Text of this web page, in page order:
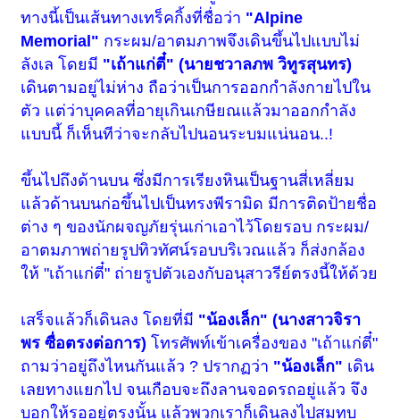
ทางนี้เป็นเส้นทางเทร็คกิ้งที่ชื่อว่า "Alpine
Memorial" กระผม/อาตมภาพจึงเดินขึ้นไปแบบไม่
ลังเล โดยมี "เถ้าแก่ตี๋" (นายชวาลภพ วิทูรสุนทร)
เดินตามอยู่ไม่ห่าง ถือว่าเป็นการออกกำลังกายไปใน
ตัว แต่ว่าบุคคลที่อายุเกินเกษียณแล้วมาออกกำลัง
แบบนี้ ก็เห็นทีว่าจะกลับไปนอนระบมแน่นอน..!
ขึ้นไปถึงด้านบน ซึ่งมีการเรียงหินเป็นฐานสี่เหลี่ยม
แล้วด้านบนก่อขึ้นไปเป็นทรงพีรามิด มีการติดป้ายชื่อ
ต่าง ๆ ของนักผจญภัยรุ่นเก่าเอาไว้โดยรอบ กระผม/
อาตมภาพถ่ายรูปทิวทัศน์รอบบริเวณแล้ว ก็ส่งกล้อง
ให้ "เถ้าแก่ตี๋" ถ่ายรูปตัวเองกับอนุสาวรีย์ตรงนี้ให้ด้วย
เสร็จแล้วก็เดินลง โดยที่มี "น้องเล็ก" (นางสาวจิรา
พร ซื่อตรงต่อการ) โทรศัพท์เข้าเครื่องของ "เถ้าแก่ตี๋"
ถามว่าอยู่ถึงไหนกันแล้ว ? ปรากฏว่า "น้องเล็ก" เดิน
เลยทางแยกไป จนเกือบจะถึงลานจอดรถอยู่แล้ว จึง
บอกให้รออยู่ตรงนั้น แล้วพวกเราก็เดินลงไปสมทบ